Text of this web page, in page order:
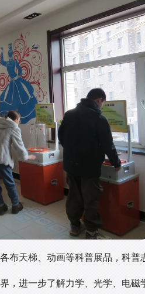
天梯、动画等科普展品，科普
进一步了解力学、光学、电磁